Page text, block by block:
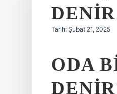
DENIR
Tarih: Şubat 21, 2025
ODA